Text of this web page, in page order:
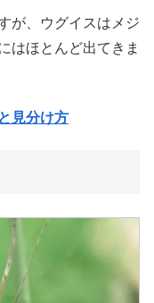
が、ウグイスはメジ
はほとんど出てきま
見分け方